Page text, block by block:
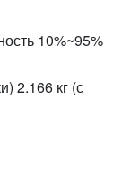
10%~95%
2.166 кг (с